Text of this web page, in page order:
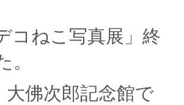
コねこ写真展」終
大佛次郎記念館で